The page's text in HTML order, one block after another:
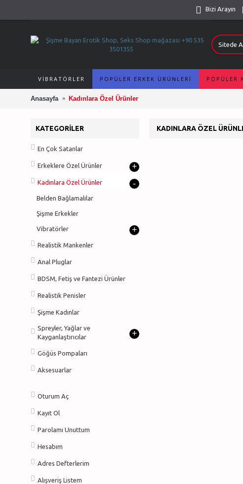
Bizi Arayın
VIBRATÖRLER POPÜLER ERKEK ÜRÜNLERI POPÜLER
Anasayfa Kadınlara Özel Ürünler
KATEGORILER
En Çok Satanlar
Erkeklere Özel Ürünler +
Kadınlara Özel Ürünler -
Belden Bağlamalılar
Şişme Erkekler
Vibratörler +
Realistik Mankenler
Anal Pluglar
BDSM, Fetiş ve Fantezi Ürünler
Realistik Penisler
Şişme Kadınlar
Spreyler, Yağlar ve
Kayganlaştırıcılar
+
Göğüs Pompaları
Aksesuarlar
Oturum Aç
Kayıt Ol
Parolamı Unuttum
Hesabım
Adres Defterlerim
Alışveriş Listem
KADINLARA ÖZEL